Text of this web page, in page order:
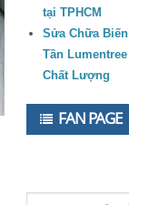
tại TPHCM
Sửa Chữa Biến
Tần Lumentree
Chất Lượng
FAN PAGE